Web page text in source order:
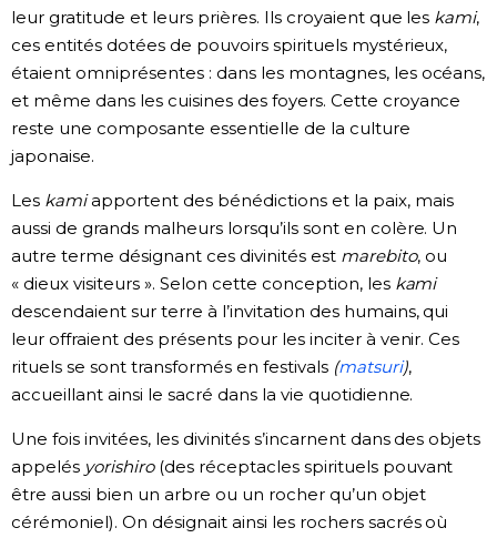
Tokyo
leur gratitude et leurs prières. Ils croyaient que les kami,
ces entités dotées de pouvoirs spirituels mystérieux,
étaient omniprésentes : dans les montagnes, les océans,
et même dans les cuisines des foyers. Cette croyance
reste une composante essentielle de la culture
japonaise.
Les kamiapportent des bénédictions et la paix, mais
aussi de grands malheurs lorsqu’ils sont en colère. Un
autre terme désignant ces divinités est marebito, ou
« dieux visiteurs ». Selon cette conception, les kami
descendaient sur terre à l’invitation des humains, qui
leur offraient des présents pour les inciter à venir. Ces
rituels se sont transformés en festivals (matsuri),
accueillant ainsi le sacré dans la vie quotidienne.
Une fois invitées, les divinités s’incarnent dans des objets
appelés yorishiro(des réceptacles spirituels pouvant
être aussi bien un arbre ou un rocher qu’un objet
cérémoniel). On désignait ainsi les rochers sacrés où